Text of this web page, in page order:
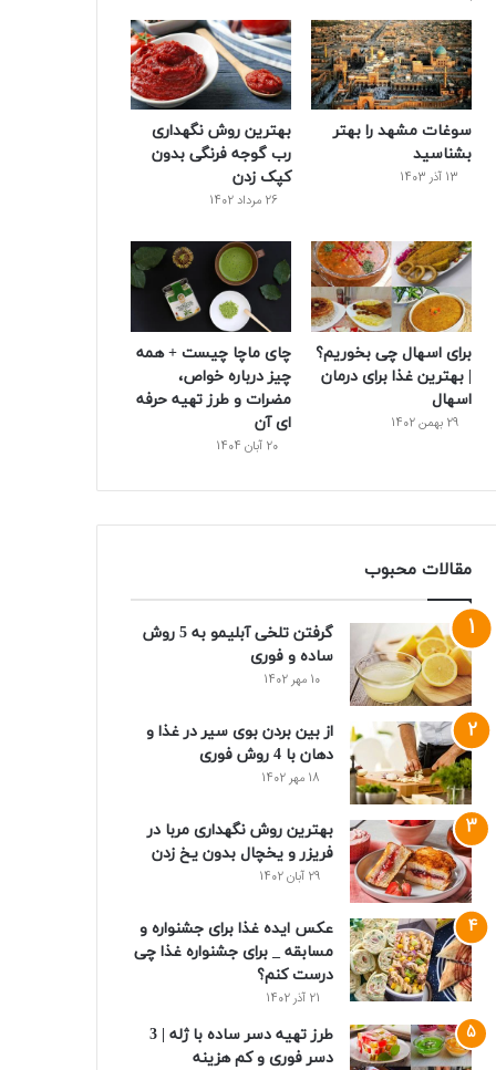
ک
ر
ی
س
ت
ب
س
سوغات مشهد را بهتر
بشناسید
13 آذر 1403
بهترین روش نگهداری
رب گوجه‌ فرنگی بدون
کپک زدن
26 مرداد 1402
برای اسهال چی بخوریم؟
| بهترین غذا برای درمان
اسهال
29 بهمن 1402
چای ماچا چیست + همه
چیز درباره خواص،
مضرات و طرز تهیه حرفه
‌ای آن
20 آبان 1404
مقالات محبوب
گرفتن تلخی آبلیمو به 5 روش
ساده و فوری
10 مهر 1402
از بین بردن بوی سیر در غذا و
دهان با 4 روش فوری
18 مهر 1402
بهترین روش نگهداری مربا در
فریزر و یخچال بدون یخ زدن
29 آبان 1402
عکس ایده غذا برای جشنواره و
مسابقه _ برای جشنواره غذا چی
درست کنم؟
21 آذر 1402
طرز تهیه دسر ساده با ژله | 3
دسر فوری و کم هزینه